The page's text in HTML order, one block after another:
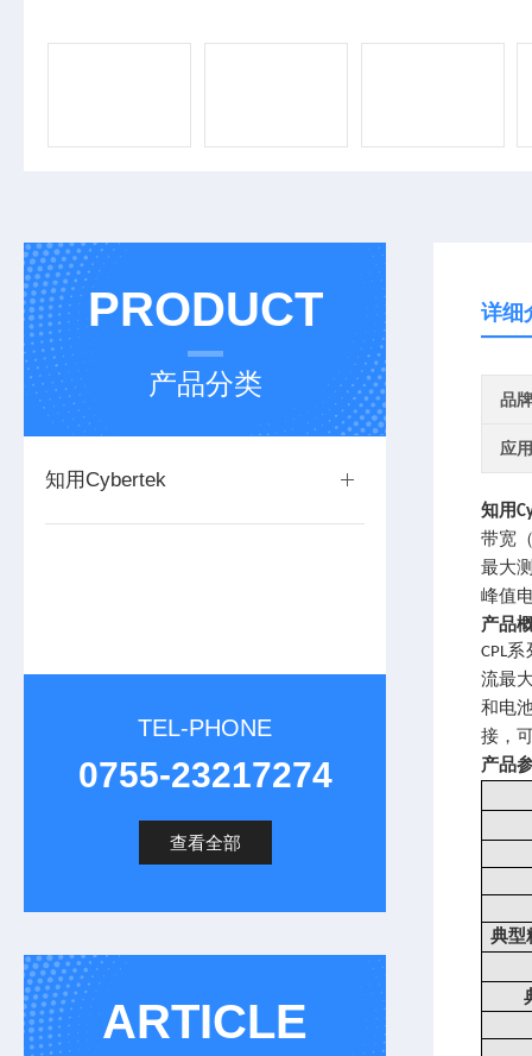
PRODUCT
产品分类
知用Cybertek
TEL-PHONE
0755-23217274
查看全部
ARTICLE
详细
品牌
应
知用
带宽
最大
峰值
产品
CPL系
流最
和电
接，
产品
典型